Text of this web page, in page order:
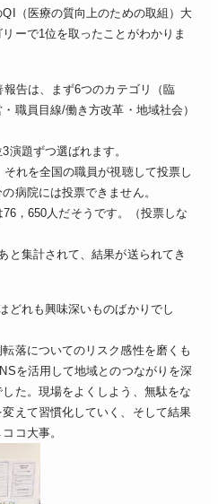
（医療の質向上のための取組）大
ーで1位を取ったことがわかりま
告は、まず6つのカテゴリ（臨
職員目線/働き方改革・地域社会）
演題ずつ選ばれます。
れを全国の職員が視聴して投票し
病院には投票できません。
，650人だそうです。（投票しな
と集計されて、結果が送られてき
どれも興味深いものばかりでし
落についてのリスク感性を磨くも
を活用して地域とのつながりを深
た。現場をよくしよう、無駄をな
えて習慣化していく、そして結果
コ大事。